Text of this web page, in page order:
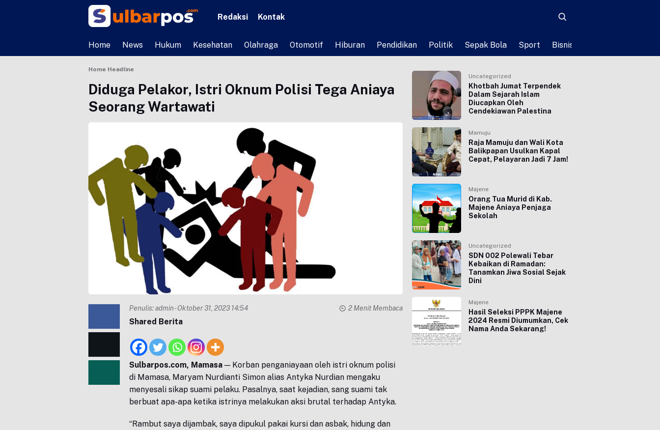
Redaksi Kontak
Home News Hukum Kesehatan Olahraga Otomotif Hiburan Pendidikan Politik Sepak Bola Sport Bisnis
Home Headline
Diduga Pelakor, Istri Oknum Polisi Tega Aniaya
Seorang Wartawati
Penulis:admin- Oktober 31, 2023 14:54 2 Menit Membaca
Shared Berita
Sulbarpos.com, Mamasa — Korban penganiayaan oleh istri oknum polisi
di Mamasa, Maryam Nurdianti Simon alias Antyka Nurdian mengaku
menyesali sikap suami pelaku. Pasalnya, saat kejadian, sang suami tak
berbuat apa-apa ketika istrinya melakukan aksi brutal terhadap Antyka.
“Rambut saya dijambak, saya dipukul pakai kursi dan asbak, hidung dan
Uncategorized
Khotbah Jumat Terpendek
Dalam Sejarah Islam
Diucapkan Oleh
Cendekiawan Palestina
Mamuju
Raja Mamuju dan Wali Kota
Balikpapan Usulkan Kapal
Cepat, Pelayaran Jadi 7 Jam!
Majene
Orang Tua Murid di Kab.
Majene Aniaya Penjaga
Sekolah
Uncategorized
SDN 002 Polewali Tebar
Kebaikan di Ramadan:
Tanamkan Jiwa Sosial Sejak
Dini
Majene
Hasil Seleksi PPPK Majene
2024 Resmi Diumumkan, Cek
Nama Anda Sekarang!